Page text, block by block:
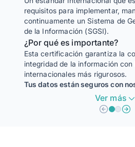
requisitos para implementar,
continuamente un Sistema de
de la Información (SGSI).
¿Por qué es importante?
Esta certificación garantiza la
integridad de la información
internacionales más rigurosos.
Tus datos están seguros con
Implementamos las medidas de
Ver más